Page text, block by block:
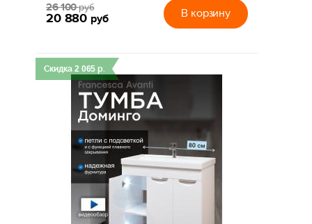
26 100руб
20 880 руб В корзину
Скидка 2 065 р.